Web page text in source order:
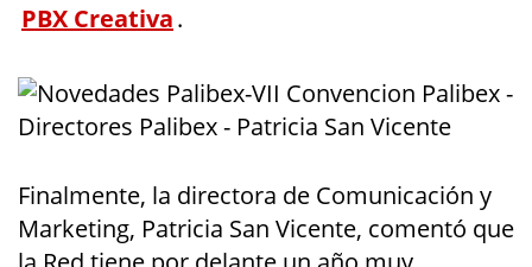
PBX Creativa.
Finalmente, la directora de Comunicación y
Marketing, Patricia San Vicente, comentó que